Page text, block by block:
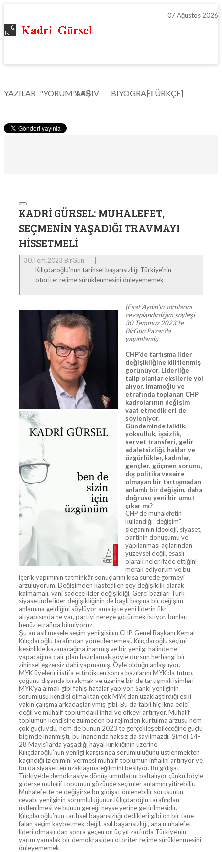
07 Ağustos 2026
YAZILAR "YORUM"LAR
ARŞIV BIYOGRAFI[TÜRKÇE]
KADRI GÜRSEL: MUHALEFET,
SEÇMENIN YAŞADIĞI TRAVMAYI
HISSETMELI
30.Tem.2023 BirGün
Kılıçdaroğlu’nun tarihsel başarısızlığı Türkiye’nin
otoriter rejime sürüklenmesini önleyememek
(Esat Aydın’ın sorularını
cevaplandırdığım söyleşi
30 Temmuz 2023’te
BirGün Pazar’da
yayımlandı)
CHP’de tartışma lider
değişikliğine kilitlenmiş
görünüyor. Liderliğe
talip olanlar eksilerle yol
alıyor. İmamoğlu ve
etrafında toplanan CHP
kadrolarının değişim
vaat etmedikleri de
söyleniyor.
Gündeminde laiklik,
yoksulluk, işsizlik,
servet transferi, gelir
adaletsizliği, haklar ve
özgürlükler, kadınlar,
gençler, göçmen sorunu,
dış politika vesaire
olmayan bir tartışmadan
anlamlı bir değişim, daha
doğrusu yeni bir umut
çıkar mı?
CHP’de muhalefetin
kullandığı “değişim”
sloganının ideoloji, siyaset,
partinin dönüşümü ve
yapılanması açılarından
yüzeysel değil, esaslı
olarak neler ifade ettiğini
merak ediyorum ve bu
içerik yapımının tatminkâr sonuçlarını kısa sürede görmeyi
arzuluyorum. Değişimden kastedilen şey değişiklik olarak
kalmamalı, yani sadece lider değişikliği. Gerçi bazıları Türk
siyasetinde lider değişikliğinin de başlı başına bir değişim
anlamına geldiğini söylüyor ama işte yeni liderin fikri
altyapısında ne var, partiyi nereye götürmek istiyor, bunları
henüz etraflıca bilmiyoruz.
Şu an asıl mesele seçim yenilgisinin CHP Genel Başkanı Kemal
Kılıçdaroğlu tarafından yönetilememesi. Kılıçdaroğlu seçimi
kesinlikle kazanacağına inanmış ve bir yenilgi halinde ne
yapacağına dair plan hazırlamak şöyle dursun herhangi bir
zihinsel egzersiz dahi yapmamış. Öyle olduğu anlaşılıyor.
MYK üyelerini istifa ettirdikten sonra bazılarını MYK’da tutup,
çoğunu dışarıda bırakmak ve üzerine bir de tartışmalı isimleri
MYK’ya almak gibi fahiş hatalar yapıyor. Sanki yenilginin
sorumlusu kendisi olmaktan çok MYK’dan uzaklaştırdığı eski
yakın çalışma arkadaşlarıymış gibi. Bu da tabii hiç ikna edici
değil ve muhalif toplumdaki infial ve öfkeyi artırıyor. Muhalif
toplumun kendisine zulmeden bu rejimden kurtulma arzusu hem
çok güçlüydü, hem de bunun 2023’te gerçekleşebileceğine güçlü
biçimde inanmıştı, bu inancında haksız da sayılmazdı. Şimdi 14-
28 Mayıs’larda yaşadığı hayal kırıklığının üzerine
Kılıçdaroğlu’nun yenilgi karşısında sorumluluğunu üstlenmekten
kaçındığı izlenimini vermesi muhalif toplumun infialini artırıyor ve
bu da siyasetten uzaklaşma eğilimini besliyor. Bu gidişat
Türkiye’de demokrasiye dönüş umutlarını baltalıyor çünkü böyle
giderse muhalif topumun gözünde seçimler anlamını yitirebilir.
Muhalefette ne değişirse bu gidişat önlenebilir sorusunun
cevabı yenilginin sorumluluğunun Kılıçdaroğlu tarafından
üstlenilmesi ve bunun gereği neyse yerine getirilmesidir.
Kılıçdaroğlu’nun tarihsel başarısızlığı dedikleri gibi on bir tane
falan seçim kaybetmek değil, asıl başarısızlığı, ana muhalefet
lideri olmasından sonra geçen on üç yıl zarfında Türkiye’nin
yarım yamalak bir demokrasiden otoriter rejime sürüklenmesini
önleyememek.